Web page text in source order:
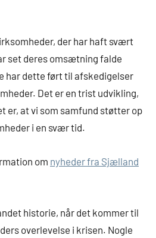
der har haft svært
set deres omsætning falde
har dette ført til afskedigelser
Det er en trist udvikling,
er, at vi som samfund støtter op
i en svær tid.
om nyheder fra Sjælland
historie, når det kommer til
overlevelse i krisen. Nogle